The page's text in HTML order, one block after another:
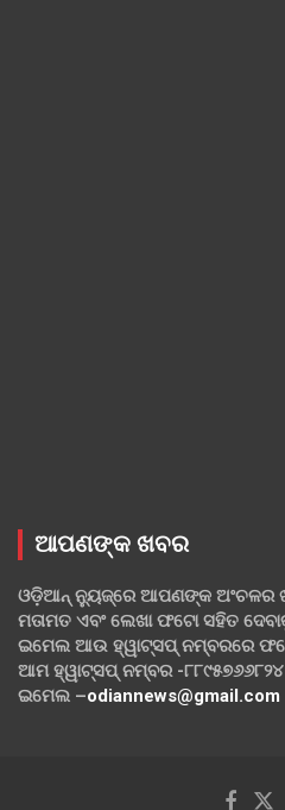
ଆପଣଙ୍କ ଖବର
ଓଡ଼ିଆନ୍ ନ୍ୟୁଜ୍‌ରେ ଆପଣଙ୍କ ଅଂଚଳର
ମତାମତ ଏବଂ ଲେଖା ଫଟୋ ସହିତ
ଇମେଲ ଆଉ ହ୍ୱାଟ୍‌ସପ୍ ନମ୍ବରରେ
ଆମ ହ୍ୱାଟ୍‌ସପ୍ ନମ୍ବର -୮୮୯୫୭୬୬୮୨୪
ଇମେଲ –odiannews@gmail.com